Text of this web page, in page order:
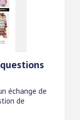
échange de
de